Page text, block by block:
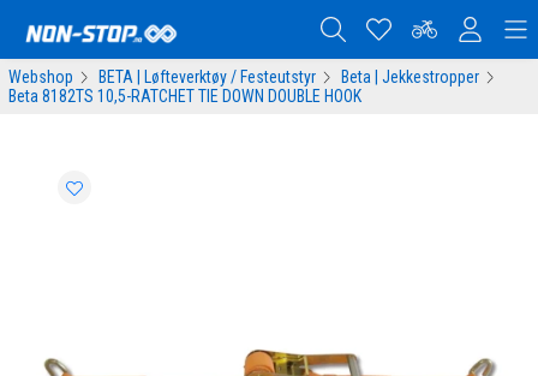
Webshop BETA | Løfteverktøy / Festeutstyr
Beta | Jekkestropper
Beta 8182TS 10,5-RATCHET TIE DOWN DOUBLE HOOK